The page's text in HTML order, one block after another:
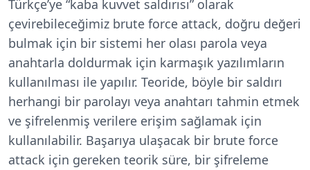
Türkçe’ye “kaba kuvvet saldırısı” olarak
çevirebileceğimiz brute force attack, doğru değeri
bulmak için bir sistemi her olası parola veya
anahtarla doldurmak için karmaşık yazılımların
kullanılması ile yapılır. Teoride, böyle bir saldırı
herhangi bir parolayı veya anahtarı tahmin etmek
ve şifrelenmiş verilere erişim sağlamak için
kullanılabilir. Başarıya ulaşacak bir brute force
attack için gereken teorik süre, bir şifreleme